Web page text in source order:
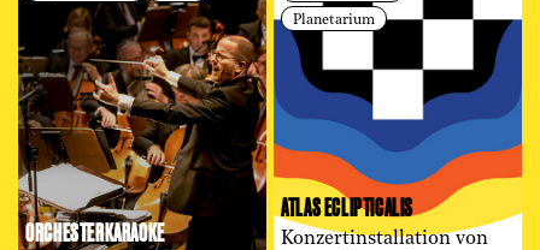
ORCHESTER­KARAOKE
Planetarium
ATLAS ECLIPTICALIS
Konzertinstallation von